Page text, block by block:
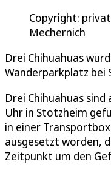
Copyright:
Mechernich
Drei Chihuahuas
Wanderparkplatz bei
Drei Chihuahuas
Uhr in Stotzheim
in einer
ausgesetzt worden,
Zeitpunkt um den